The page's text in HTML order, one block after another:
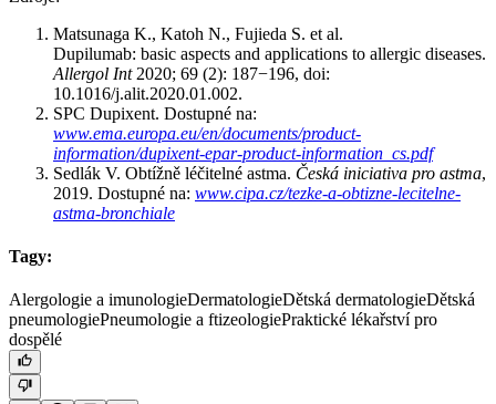
Matsunaga K., Katoh N., Fujieda S. et al.
Dupilumab: basic aspects and applications to allergic diseases.
Allergol Int2020; 69 (2): 187−196, doi:
10.1016/j.alit.2020.01.002.
SPC Dupixent. Dostupné na:
www.ema.europa.eu/en/documents/product-
information/dupixent-epar-product-information_cs.pdf
Sedlák V. Obtížně léčitelné astma. Česká iniciativa pro astma,
2019. Dostupné na: www.cipa.cz/tezke-a-obtizne-lecitelne-
astma-bronchiale
Tagy:
Alergologie a imunologieDermatologieDětská dermatologieDětská
pneumologiePneumologie a ftizeologiePraktické lékařství pro
dospělé